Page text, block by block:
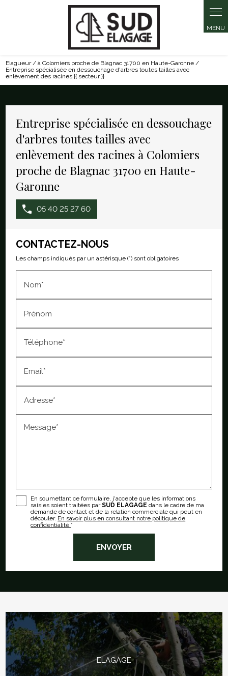
Elagueur / à Colomiers proche de Blagnac 31700 en Haute-Garonne /
Entreprise spécialisée en dessouchage d'arbres toutes tailles avec
enlèvement des racines {{ secteur }}
Entreprise spécialisée en dessouchage
d'arbres toutes tailles avec
enlèvement des racines à Colomiers
proche de Blagnac 31700 en Haute-
Garonne
05 40 25 27 60
CONTACTEZ-NOUS
Les champs indiqués par un astérisque (*) sont obligatoires
Nom*
Prénom
Téléphone*
Email*
Adresse*
Message*
En soumettant ce formulaire, j'accepte que les informations
saisies soient traitées parSUD ELAGAGE dans le cadre de ma
demande de contact et de la relation commerciale qui peut en
découler. En savoir plus en consultant notre politique de
confidentialité.*
ELAGAGE
Panneau de gestion des cookies